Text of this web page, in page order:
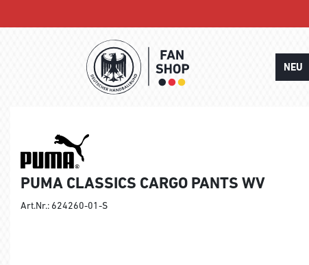
NEU
PUMA CLASSICS CARGO PANTS WV
Art.Nr.: 624260-01-S